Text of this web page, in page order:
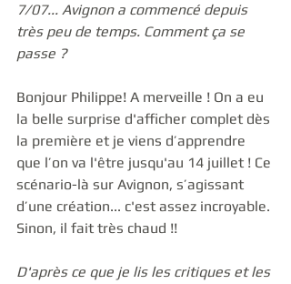
7/07... Avignon a commencé depuis
très peu de temps. Comment ça se
passe ?
Bonjour Philippe! A merveille ! On a eu
la belle surprise d'afficher complet dès
la première et je viens d’apprendre
que l’on va l'être jusqu'au 14 juillet ! Ce
scénario-là sur Avignon, s’agissant
d’une création... c'est assez incroyable.
Sinon, il fait très chaud !!
D'après ce que je lis les critiques et les